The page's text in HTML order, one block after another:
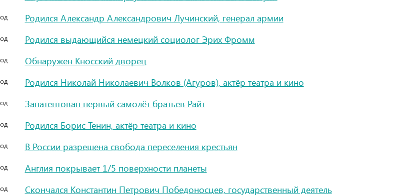
Родился Александр Александрович Лучинский, генерал армии
Родился выдающийся немецкий социолог Эрих Фромм
Обнаружен Кносский дворец
Родился Николай Николаевич Волков (Агуров), актёр театра и кино
Запатентован первый самолёт братьев Райт
Родился Борис Тенин, актёр театра и кино
В России разрешена свобода переселения крестьян
Англия покрывает 1/5 поверхности планеты
Скончался Константин Петрович Победоносцев, государственный деятель